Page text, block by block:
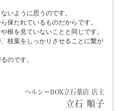
いように思うのです。
保たれているものだからです。
根を見ていないことと同じです。
枝葉をしっかりさせることに繋が
のです。
ヘルシーBOX立石薬店 店主
立石 順子